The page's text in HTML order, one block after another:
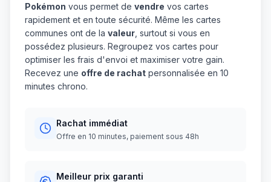
Pokémon vous permet de vendre vos cartes
rapidement et en toute sécurité. Même les cartes
communes ont de la valeur , surtout si vous en
possédez plusieurs. Regroupez vos cartes pour
optimiser les frais d'envoi et maximiser votre gain.
Recevez une offre de rachat personnalisée en 10
minutes chrono.
Rachat immédiat
Offre en 10 minutes, paiement sous 48h
Meilleur prix garanti